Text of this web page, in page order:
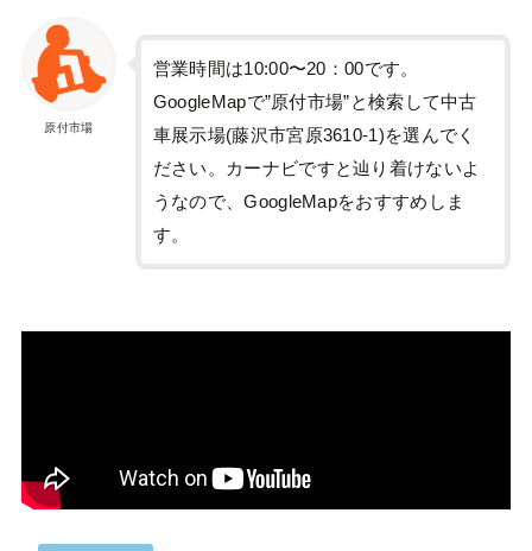
原付市場
営業時間は10:00〜20：00です。
GoogleMapで”原付市場”と検索して中古
車展示場(藤沢市宮原3610-1)を選んでく
ださい。カーナビですと辿り着けないよ
うなので、GoogleMapをおすすめしま
す。